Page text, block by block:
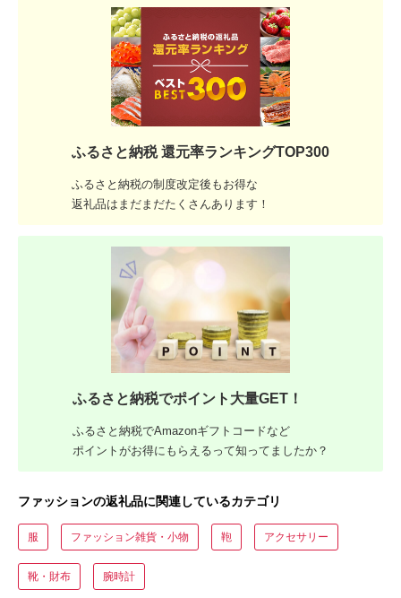
ふるさと納税 還元率ランキングTOP300
ふるさと納税の制度改定後もお得な
返礼品はまだまだたくさんあります！
ふるさと納税でポイント大量GET！
ふるさと納税でAmazonギフトコードなど
ポイントがお得にもらえるって知ってましたか？
ファッションの返礼品に関連しているカテゴリ
服 ファッション雑貨・小物 鞄 アクセサリー
靴・財布 腕時計